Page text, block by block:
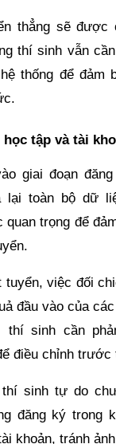
thẳng sẽ
thí sinh vẫn
thống để đảm
tập và tài
giai đoạn
lại toàn bộ dữ
trọng để
tuyển, việc đối
đầu vào của
thí sinh cần
điều chỉnh trước
sinh tự do
đăng ký trong
khoản, tránh